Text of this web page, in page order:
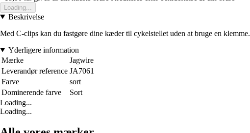
Loading...
Beskrivelse
Med C-clips kan du fastgøre dine kæder til cykelstellet uden at bruge en klemme.
Yderligere information
Mærke
Jagwire
Leverandør reference JA7061
Farve
sort
Dominerende farve
Sort
Loading...
Loading...